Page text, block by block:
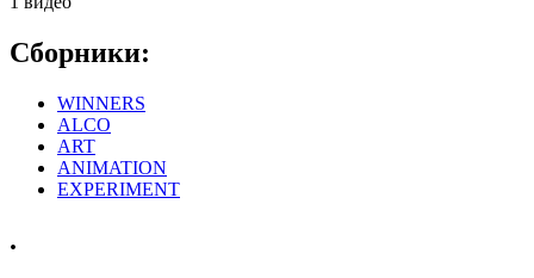
Сборники:
WINNERS
ALCO
ART
ANIMATION
EXPERIMENT
.